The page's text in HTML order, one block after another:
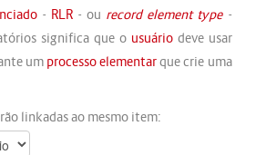
- RLR- ou record element type-
significa que o usuáriodeve usar
um processo elementarque crie uma
linkadas ao mesmo item: